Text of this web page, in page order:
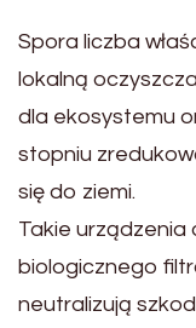
Spora liczba
lokalną
dla ekosystemu
stopniu
się do ziemi.
Takie urządzenia
biologicznego
neutralizują